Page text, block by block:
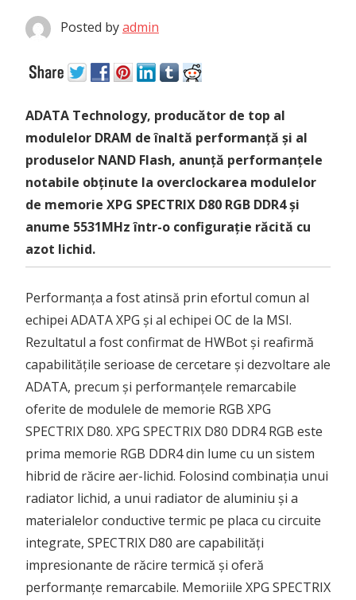
Posted byadmin
ADATA Technology, producător de top al
modulelor DRAM de înaltă performanță și al
produselor NAND Flash, anunță performanțele
notabile obținute la overclockarea modulelor
de memorie XPG SPECTRIX D80 RGB DDR4 și
anume 5531MHz într-o configurație răcită cu
azot lichid.
Performanța a fost atinsă prin efortul comun al
echipei ADATA XPG și al echipei OC de la MSI.
Rezultatul a fost confirmat de HWBot și reafirmă
capabilitățile serioase de cercetare și dezvoltare ale
ADATA, precum și performanțele remarcabile
oferite de modulele de memorie RGB XPG
SPECTRIX D80. XPG SPECTRIX D80 DDR4 RGB este
prima memorie RGB DDR4 din lume cu un sistem
hibrid de răcire aer-lichid. Folosind combinația unui
radiator lichid, a unui radiator de aluminiu și a
materialelor conductive termic pe placa cu circuite
integrate, SPECTRIX D80 are capabilități
impresionante de răcire termică și oferă
performanțe remarcabile. Memoriile XPG SPECTRIX